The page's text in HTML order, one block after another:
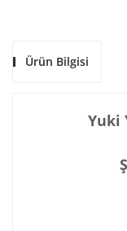
Ürün Bilgisi
Yuki